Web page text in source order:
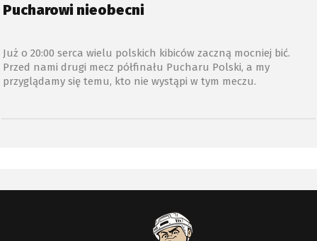
Pucharowi nieobecni
Już o 20:00 serca wielu polskich kibiców zaczną mocniej bić.
Przed nami drugi mecz półfinału Pucharu Polski, a my
przyglądamy się temu, kto nie wystąpi w tym meczu.